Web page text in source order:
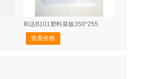
和达B101塑料菜板350*255
查看价格